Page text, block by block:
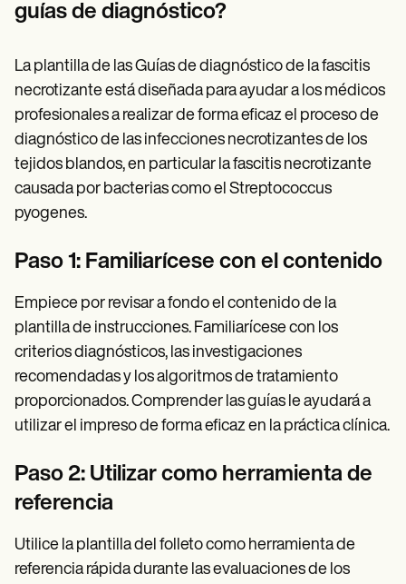
guías de diagnóstico?
La plantilla de las Guías de diagnóstico de la fascitis
necrotizante está diseñada para ayudar a los médicos
profesionales a realizar de forma eficaz el proceso de
diagnóstico de las infecciones necrotizantes de los
tejidos blandos, en particular la fascitis necrotizante
causada por bacterias como el Streptococcus
pyogenes.
Paso 1: Familiarícese con el contenido
Empiece por revisar a fondo el contenido de la
plantilla de instrucciones. Familiarícese con los
criterios diagnósticos, las investigaciones
recomendadas y los algoritmos de tratamiento
proporcionados. Comprender las guías le ayudará a
utilizar el impreso de forma eficaz en la práctica clínica.
Paso 2: Utilizar como herramienta de
referencia
Utilice la plantilla del folleto como herramienta de
referencia rápida durante las evaluaciones de los